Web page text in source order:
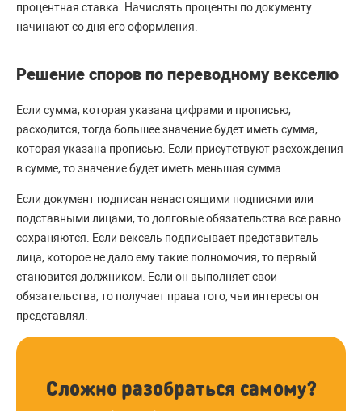
процентная ставка. Начислять проценты по документу
начинают со дня его оформления.
Решение споров по переводному векселю
Если сумма, которая указана цифрами и прописью,
расходится, тогда большее значение будет иметь сумма,
которая указана прописью. Если присутствуют расхождения
в сумме, то значение будет иметь меньшая сумма.
Если документ подписан ненастоящими подписями или
подставными лицами, то долговые обязательства все равно
сохраняются. Если вексель подписывает представитель
лица, которое не дало ему такие полномочия, то первый
становится должником. Если он выполняет свои
обязательства, то получает права того, чьи интересы он
представлял.
Сложно разобраться самому?